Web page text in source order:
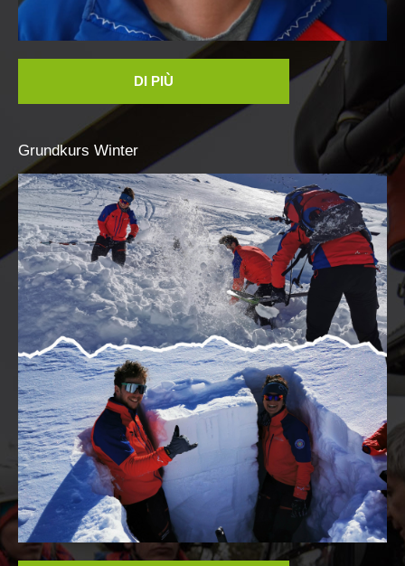
DI PIÙ
Grundkurs Winter